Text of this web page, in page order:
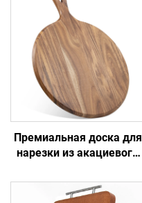
Премиальная доска для
нарезки из акациевого
пиццы